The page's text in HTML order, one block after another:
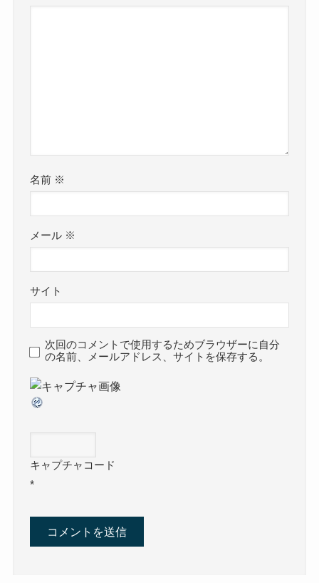
名前 ※
メール ※
サイト
次回のコメントで使用するためブラウザーに自分
の名前、メールアドレス、サイトを保存する。
キャプチャコード
*